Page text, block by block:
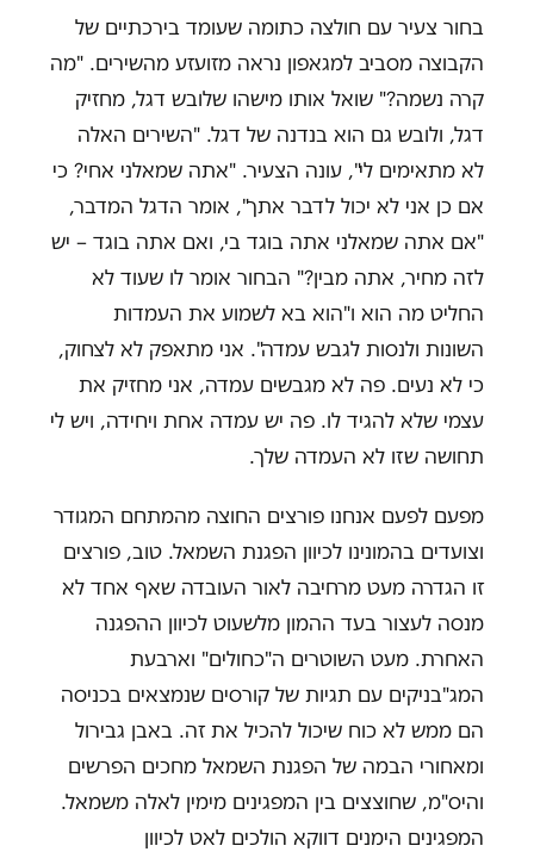
בחור צעיר עם חולצה כתומה שעומד בירכתיים של
הקבוצה מסביב למגאפון נראה מזועזע מהשירים. "מה
קרה נשמה?" שואל אותו מישהו שלובש דגל, מחזיק
דגל, ולובש גם הוא בנדנה של דגל. "השירים האלה
לא מתאימים לי", עונה הצעיר. "אתה שמאלני אחי? כי
אם כן אני לא יכול לדבר אתך", אומר הדגל המדבר,
"אם אתה שמאלני אתה בוגד בי, ואם אתה בוגד – יש
לזה מחיר, אתה מבין?" הבחור אומר לו שעוד לא
החליט מה הוא ו"הוא בא לשמוע את העמדות
השונות ולנסות לגבש עמדה". אני מתאפק לא לצחוק,
כי לא נעים. פה לא מגבשים עמדה, אני מחזיק את
עצמי שלא להגיד לו. פה יש עמדה אחת ויחידה, ויש לי
תחושה שזו לא העמדה שלך.
מפעם לפעם אנחנו פורצים החוצה מהמתחם המגודר
וצועדים בהמונינו לכיוון הפגנת השמאל. טוב, פורצים
זו הגדרה מעט מרחיבה לאור העובדה שאף אחד לא
מנסה לעצור בעד ההמון מלשעוט לכיוון ההפגנה
האחרת. מעט השוטרים ה"כחולים" וארבעת
המג"בניקים עם תגיות של קורסים שנמצאים בכניסה
הם ממש לא כוח שיכול להכיל את זה. באבן גבירול
ומאחורי הבמה של הפגנת השמאל מחכים הפרשים
והיס"מ, שחוצצים בין המפגינים מימין לאלה משמאל.
המפגינים הימנים דווקא הולכים לאט לכיוון